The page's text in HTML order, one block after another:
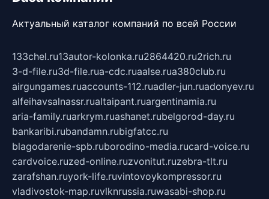
Актуальный каталог компаний по всей России
133chel.ru13autor-kolonka.ru2864420.ru2rich.ru
3-d-file.ru3d-file.rua-cdc.ruaalse.rua380club.ru
airgungames.ruaccounts-112.ruadler-jun.ruadonyev.ru
alfeihavsalnassr.rualtaipant.ruargentinamia.ru
aria-family.ruarkrym.ruashanet.rubelgorod-day.ru
bankaribi.rubandamn.rubigfatcc.ru
blagodarenie-spb.ruborodino-media.rucard-voice.ru
cardvoice.ruzed-online.ruzvonitut.ruzebra-tlt.ru
zarafshan.ruyork-life.ruvintovoykompressor.ru
vladivostok-map.ruvlknrussia.ruwasabi-shop.ru